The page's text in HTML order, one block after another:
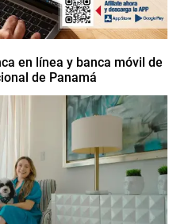
en línea y banca móvil de
de Panamá